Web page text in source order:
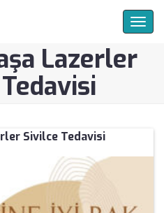
Lazerler
Sivilce Tedavisi